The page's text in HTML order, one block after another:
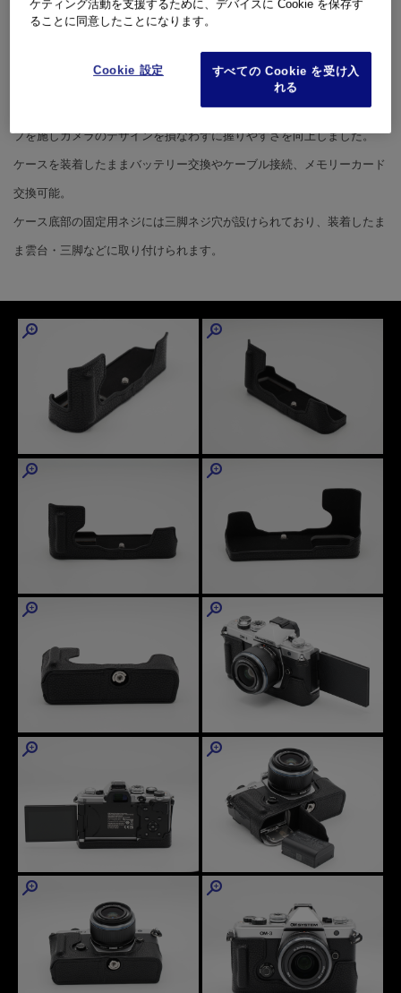
本革(コロンビアレザー)を使用し上質ながら、ケースに緩やかなグリッ
プを施しカメラのデザインを損なわずに握りやすさを向上しました。
ケースを装着したままバッテリー交換やケーブル接続、メモリーカード
交換可能。
ケース底部の固定用ネジには三脚ネジ穴が設けられており、装着したま
ま雲台・三脚などに取り付けられます。
ケティング活動を支援するために、デバイスに Cookie を保存す
ることに同意したことになります。
Cookie 設定
すべての Cookie を受け入
れる